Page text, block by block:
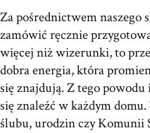
Za pośrednictwem naszego
zamówić ręcznie
więcej niż wizerunki, to
dobra energia, która
się znajdują. Z tego
się znaleźć w każdym
ślubu, urodzin czy Komunii